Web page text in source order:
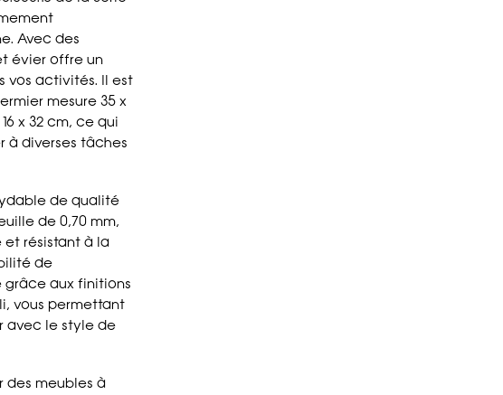
Avec des
évier offre un
vos activités. Il est
mesure 35 x
x 32 cm, ce qui
à diverses tâches
de qualité
de 0,70 mm,
résistant à la
de
grâce aux finitions
vous permettant
avec le style de
meubles à